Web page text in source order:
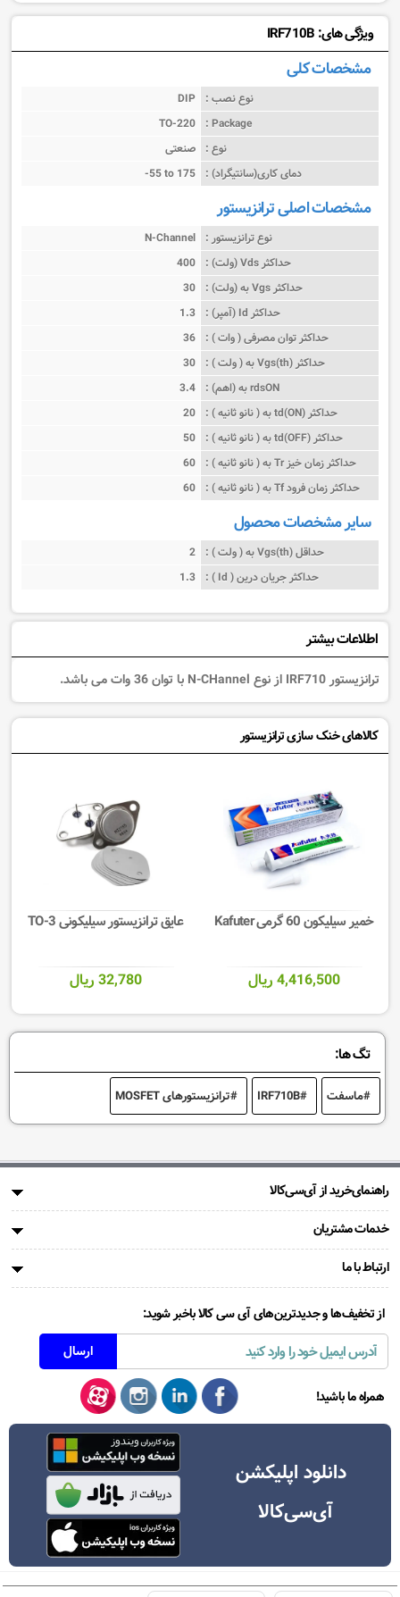
ویژگی های: IRF710B
مشخصات کلی
نوع نصب : DIP
Package :
TO-220
نوع : صنعتی
دمای کاری(سانتیگراد) : -55 to 175
مشخصات اصلی ترانزیستور
نوع ترانزیستور : N-Channel
حداکثر Vds (ولت) :
400
حداکثر Vgs به (ولت) :
30
حداکثر Id (آمپر) :
1.3
حداکثر توان مصرفی ( وات ) : 36
حداکثر (Vgs(th به ( ولت ) :
30
rdsON به (اهم) :
3.4
حداکثر (td(ON به ( نانو ثانیه ) :
20
حداکثر (td(OFF به ( نانو ثانیه ) :
50
حداکثر زمان خیز Tr به ( نانو ثانیه ) :
60
حداکثر زمان فرود Tf به ( نانو ثانیه ) :
60
سایر مشخصات محصول
حداقل (Vgs(th به ( ولت ) :
2
حداکثر جریان درین ( Id ) :
1.3
اطلاعات بیشتر
ترانزیستور IRF710 از نوع N-CHannel با توان 36 وات می باشد.
کالاهای خنک سازی ترانزیستور
عایق ترانزیستور سیلیکونی TO-3
32,780 ریال
خمیر سیلیکون 60 گرمی Kafuter
4,416,500 ریال
تگ ها:
ماسفت IRF710B ترانزیستورهای MOSFET
راهنمای‌خرید از آی‌سی‌کالا
خدمات مشتریان
ارتباط با ما
از تخفیف‌ها و جدیدترین‌های آی سی کالا باخبر شوید:
همراه ما باشید!
دانلود اپلیکشن
آی‌سی‌کالا